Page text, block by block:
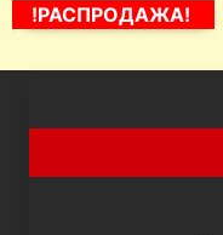
!РАСПРОДАЖА!